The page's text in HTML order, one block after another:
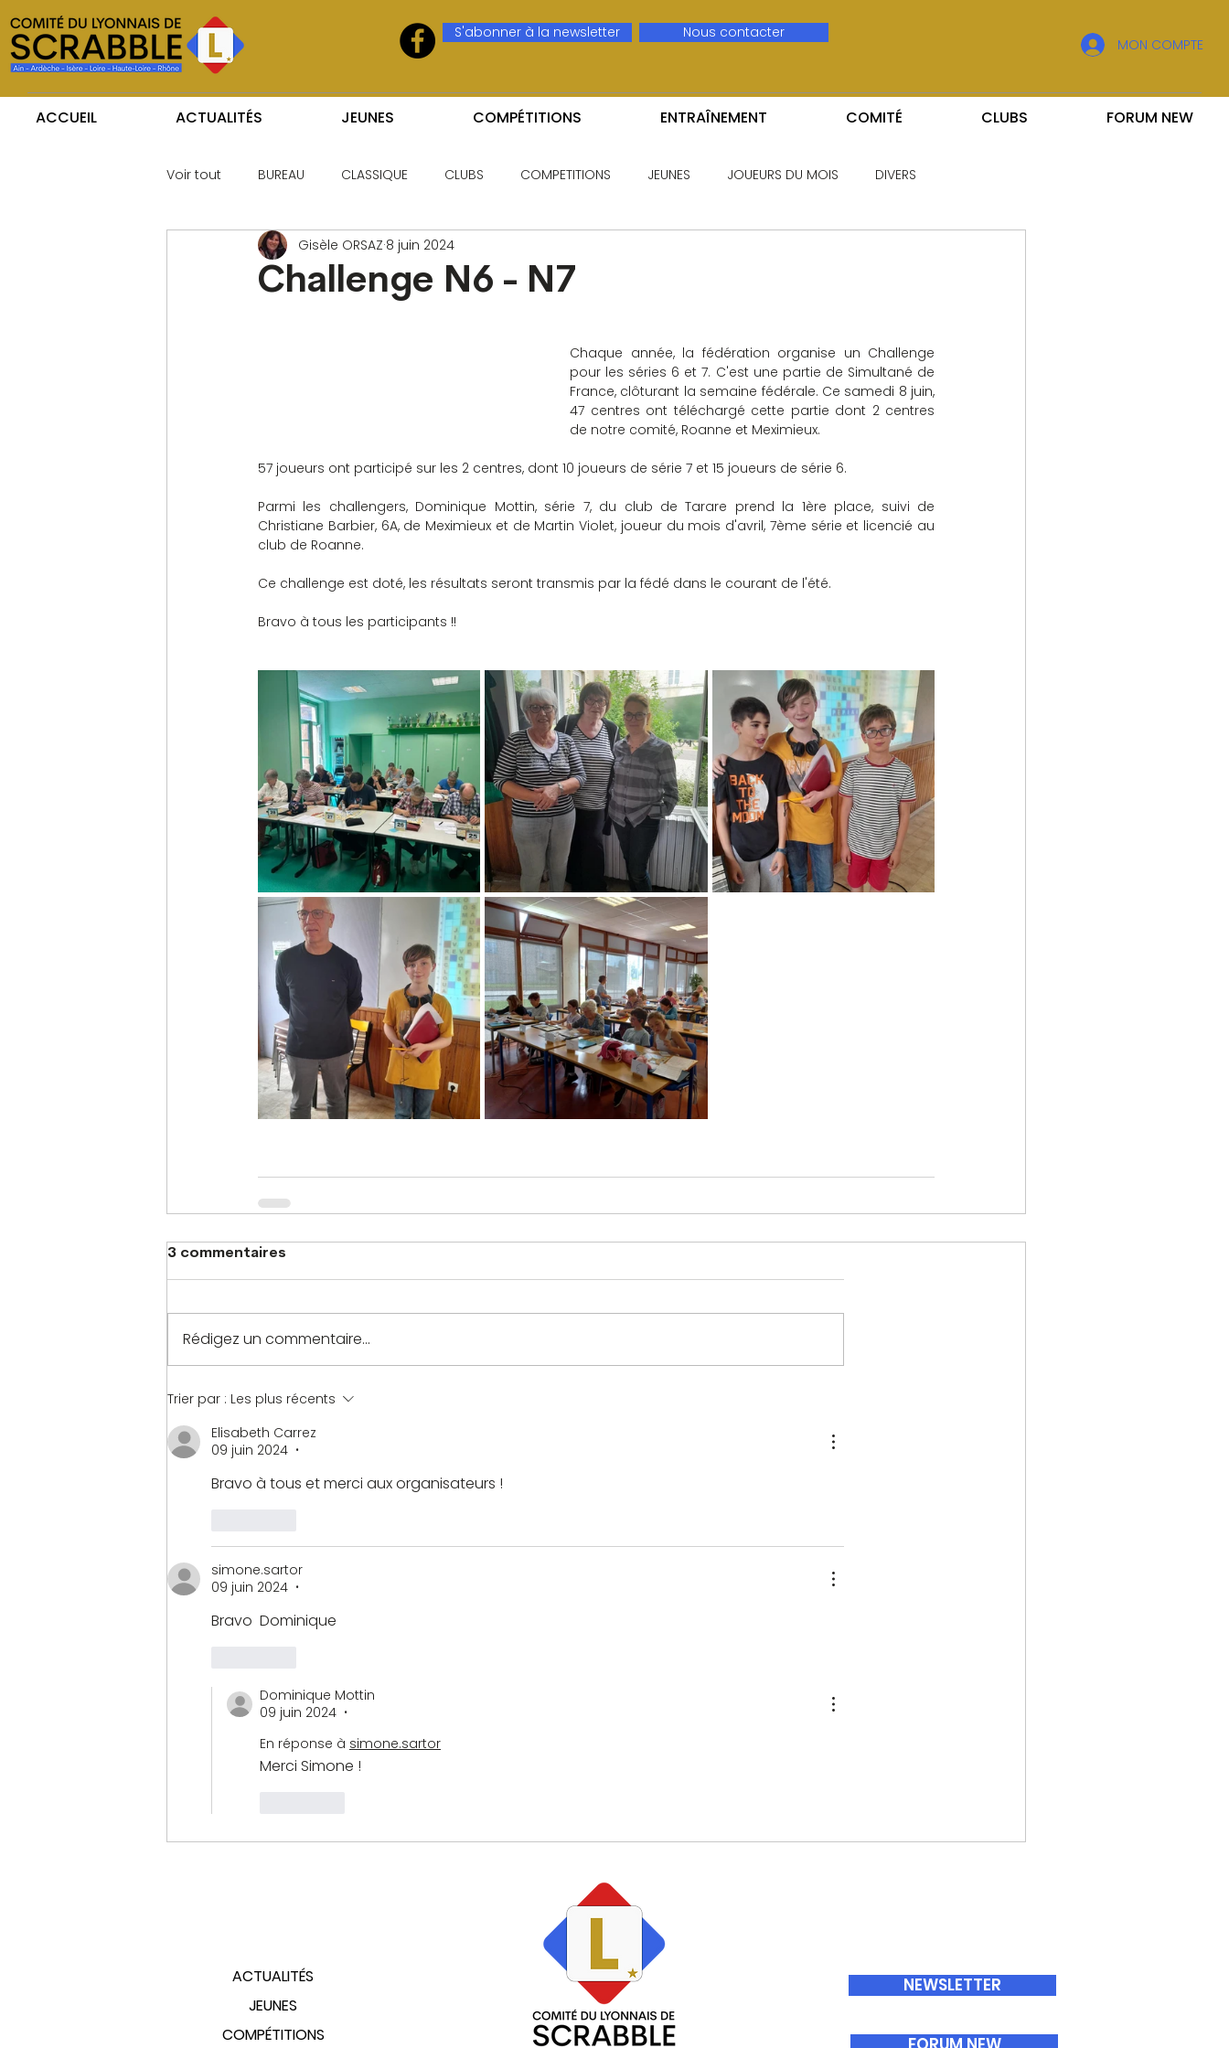
S'abonner à la newsletter Nous contacter
MON COMPTE
ACCUEIL ACTUALITÉS JEUNES COMPÉTITIONS ENTRAÎNEMENT COMITÉ CLUBS FORUM NEW
Voir tout BUREAU CLASSIQUE CLUBS COMPETITIONS JEUNES JOUEURS DU MOIS DIVERS
Challenge N6 - N7
Gisèle ORSAZ 8 juin 2024
Chaque année, la fédération organise un Challenge
pour les séries 6 et 7. C'est une partie de Simultané de
France, clôturant la semaine fédérale. Ce samedi 8 juin,
47 centres ont téléchargé cette partie dont 2 centres
de notre comité, Roanne et Meximieux.
57 joueurs ont participé sur les 2 centres, dont 10 joueurs de série 7 et 15 joueurs de série 6.
Parmi les challengers, Dominique Mottin, série 7, du club de Tarare prend la 1ère place, suivi de
Christiane Barbier, 6A, de Meximieux et de Martin Violet, joueur du mois d'avril, 7ème série et licencié au
club de Roanne.
Ce challenge est doté, les résultats seront transmis par la fédé dans le courant de l'été.
Bravo à tous les participants !!
3 commentaires
Rédigez un commentaire...
Trier par : Les plus récents
Elisabeth Carrez
09 juin 2024 •
Bravo à tous et merci aux organisateurs !
simone.sartor
09 juin 2024 •
Bravo  Dominique
Dominique Mottin
09 juin 2024 •
En réponse à simone.sartor
Merci Simone !
ACTUALITÉS
JEUNES
COMPÉTITIONS
NEWSLETTER